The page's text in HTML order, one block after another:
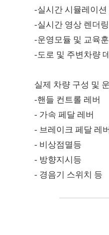
-실시간 시뮬레이션
-실시간 영상 렌더
-운영모듈 및 교육
-도로 및 주변차량
실제 차량 구성 및
-핸들 컨트롤 레버
- 가속 페달 레버
- 브레이크 페달 레버
- 비상점멸등
- 방향지시등
- 경음기 스위치 등